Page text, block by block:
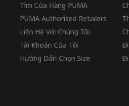
Tìm Cửa Hàng PUMA
PUMA Authorised Retailers
Liên Hệ Với Chúng Tôi
Tài Khoản Của Tôi
Hướng Dẫn Chọn Size